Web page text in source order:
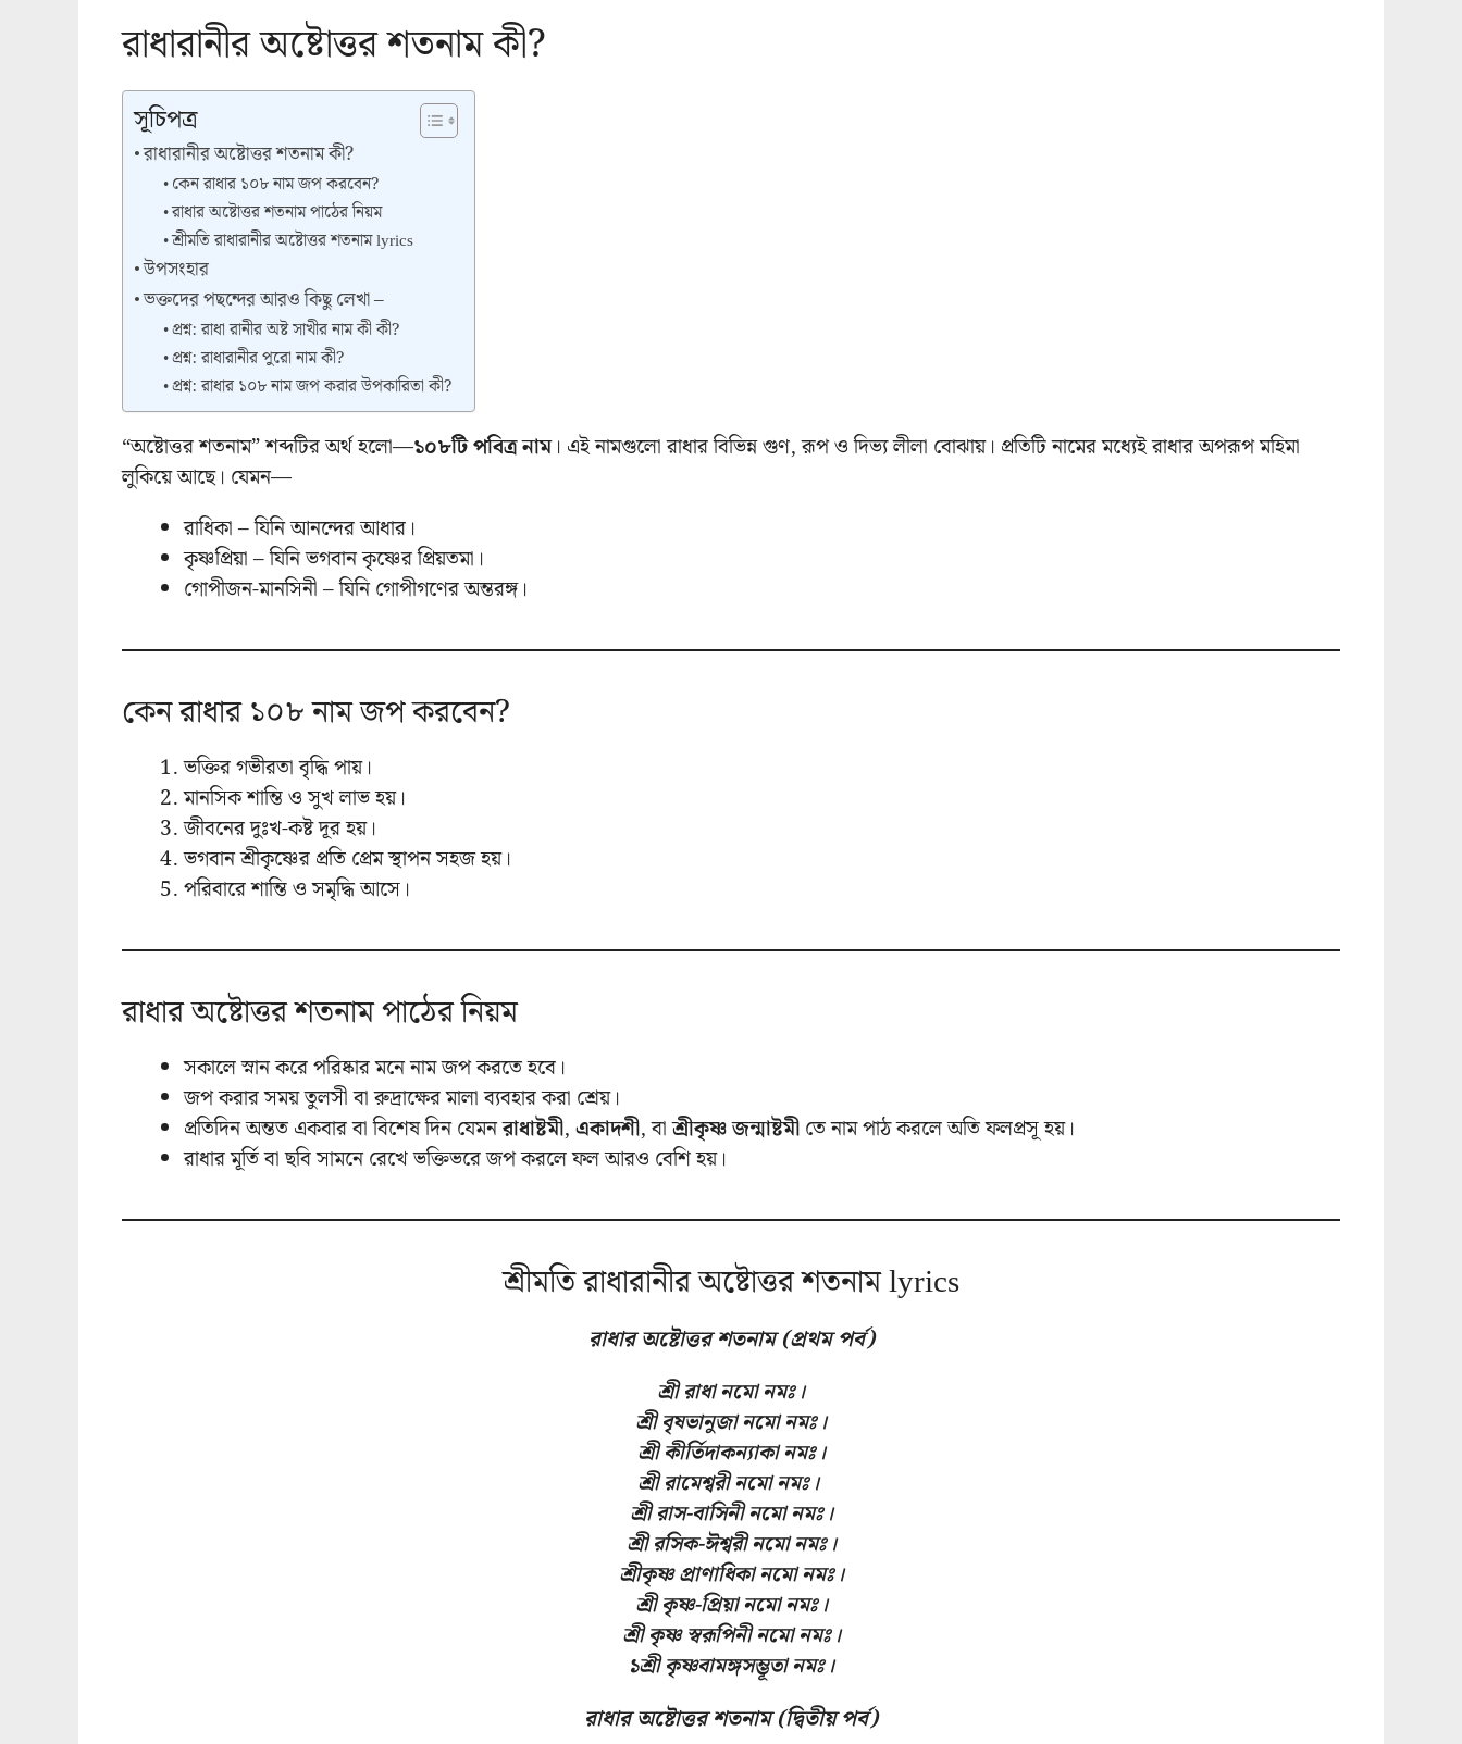
রাধারানীর অষ্টোত্তর শতনাম কী?
সূচিপত্র
রাধারানীর অষ্টোত্তর শতনাম কী?
কেন রাধার ১০৮ নাম জপ করবেন?
রাধার অষ্টোত্তর শতনাম পাঠের নিয়ম
শ্রীমতি রাধারানীর অষ্টোত্তর শতনাম lyrics
উপসংহার
ভক্তদের পছন্দের আরও কিছু লেখা –
প্রশ্ন: রাধা রানীর অষ্ট সাখীর নাম কী কী?
প্রশ্ন: রাধারানীর পুরো নাম কী?
প্রশ্ন: রাধার ১০৮ নাম জপ করার উপকারিতা কী?
“অষ্টোত্তর শতনাম” শব্দটির অর্থ হলো—১০৮টি পবিত্র নাম। এই নামগুলো রাধার বিভিন্ন গুণ, রূপ ও দিভ্য লীলা বোঝায়। প্রতিটি নামের মধ্যেই রাধার অপরূপ মহিমা
লুকিয়ে আছে। যেমন—
রাধিকা – যিনি আনন্দের আধার।
কৃষ্ণপ্রিয়া – যিনি ভগবান কৃষ্ণের প্রিয়তমা।
গোপীজন-মানসিনী – যিনি গোপীগণের অন্তরঙ্গ।
কেন রাধার ১০৮ নাম জপ করবেন?
ভক্তির গভীরতা বৃদ্ধি পায়।
মানসিক শান্তি ও সুখ লাভ হয়।
জীবনের দুঃখ-কষ্ট দূর হয়।
ভগবান শ্রীকৃষ্ণের প্রতি প্রেম স্থাপন সহজ হয়।
পরিবারে শান্তি ও সমৃদ্ধি আসে।
রাধার অষ্টোত্তর শতনাম পাঠের নিয়ম
সকালে স্নান করে পরিষ্কার মনে নাম জপ করতে হবে।
জপ করার সময় তুলসী বা রুদ্রাক্ষের মালা ব্যবহার করা শ্রেয়।
প্রতিদিন অন্তত একবার বা বিশেষ দিন যেমনরাধাষ্টমী,একাদশী, বাশ্রীকৃষ্ণ জন্মাষ্টমীতে নাম পাঠ করলে অতি ফলপ্রসূ হয়।
রাধার মূর্তি বা ছবি সামনে রেখে ভক্তিভরে জপ করলে ফল আরও বেশি হয়।
শ্রীমতি রাধারানীর অষ্টোত্তর শতনাম lyrics
রাধার অষ্টোত্তর শতনাম (প্রথম পর্ব)
শ্রী রাধা নমো নমঃ।
শ্ৰী বৃষভানুজা নমো নমঃ।
শ্রী কীর্তিদাকন্যাকা নমঃ।
শ্রী রামেশ্বরী নমো নমঃ।
শ্রী রাস-বাসিনী নমো নমঃ।
শ্রী রসিক-ঈশ্বরী নমো নমঃ।
শ্ৰীকৃষ্ণ প্রাণাধিকা নমো নমঃ।
শ্রী কৃষ্ণ-প্রিয়া নমো নমঃ।
শ্রী কৃষ্ণ স্বরূপিনী নমো নমঃ।
১শ্রী কৃষ্ণবামঙ্গসম্ভূতা নমঃ।
রাধার অষ্টোত্তর শতনাম (দ্বিতীয় পর্ব)